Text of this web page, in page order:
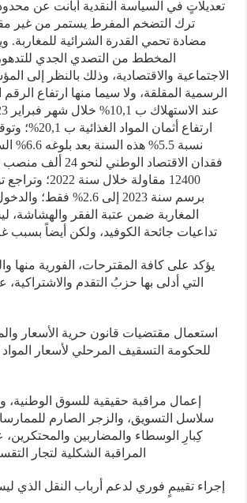
تعديلاتٍ في السياسة النقدية أبانت عن
ترك التضخم المفرط يستمر من غير
مضادة تحمي القدرة الشرائية للمغاربة.
المخطط من التصدي الجدي
الاجتماعية والاقتصادية، وذلك بالنظر إلى
الرسمية المقلقة، ولا سيما منها ارتفاع الرقم
ارتفاع أثمان
نسبة 5.5%
فقدان الاقتصاد
12400 مقاولة خلال
برسم سنة 2023 إلى 2.6%
المغاربة ضمن عتبة الفقر
تداعيات جائحة الكوفيد، ولكن أيضاً بسبب
التي أدلى بها حزبُ التقدم والاشتراكية،
للحكومة التسقيف المرحلي لأسعار المواد
سلاسل التسويق، والزجر الصارم
كِبارِ الوسطاء والمضاربين
المراقبة الشكلية لتجار